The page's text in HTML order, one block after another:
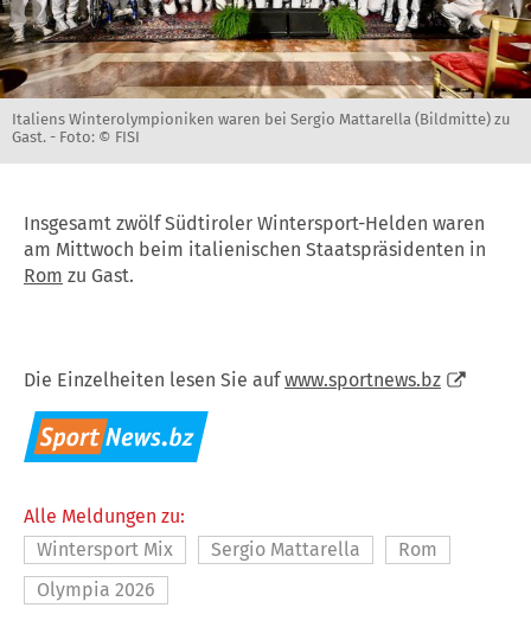
Italiens Winterolympioniken waren bei Sergio Mattarella (Bildmitte) zu
Gast. - Foto: © FISI
Insgesamt zwölf Südtiroler Wintersport-Helden waren
am Mittwoch beim italienischen Staatspräsidenten in
Rom zu Gast.
Die Einzelheiten lesen Sie aufwww.sportnews.bz
Alle Meldungen zu:
Wintersport Mix
Sergio Mattarella
Rom
Olympia 2026